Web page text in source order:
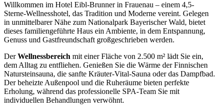
Willkommen im Hotel Eibl-Brunner in Frauenau – einem 4,5-
Sterne-Wellnesshotel, das Tradition und Moderne vereint. Gelegen
in unmittelbarer Nähe zum Nationalpark Bayerischer Wald, bietet
dieses familiengeführte Haus ein Ambiente, in dem Entspannung,
Genuss und Gastfreundschaft großgeschrieben werden.
DerWellnessbereich mit einer Fläche von 2.500 m² lädt Sie ein,
dem Alltag zu entfliehen. Genießen Sie die Wärme der Finnischen
Natursteinsauna, die sanfte Kräuter-Vital-Sauna oder das Dampfbad.
Der beheizte Außenpool und die Ruheräume bieten perfekte
Erholung, während das professionelle SPA-Team Sie mit
individuellen Behandlungen verwöhnt.